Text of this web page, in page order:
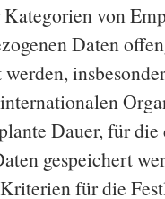
von
Daten
Dauer, für die
gespeichert
für die